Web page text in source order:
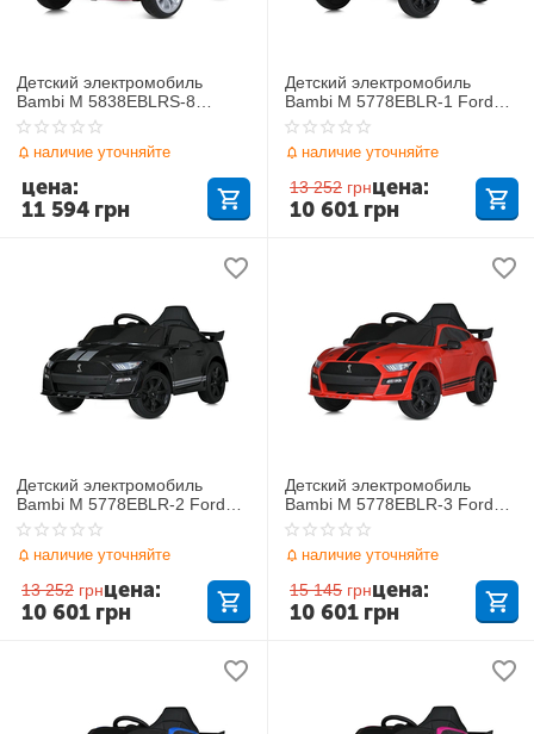
Детский электромобиль
Bambi M 5838EBLRS-8
Mercedes-Benz
наличие уточняйте
11 594 грн
цена:
Детский электромобиль
Bambi M 5778EBLR-1 Ford
Mustang Shelby GT500
наличие уточняйте
13 252 грн
10 601 грн
цена:
Детский электромобиль
Bambi M 5778EBLR-2 Ford
Mustang Shelby GT500
наличие уточняйте
13 252 грн
10 601 грн
цена:
Детский электромобиль
Bambi M 5778EBLR-3 Ford
Mustang Shelby GT500
наличие уточняйте
15 145 грн
10 601 грн
цена: